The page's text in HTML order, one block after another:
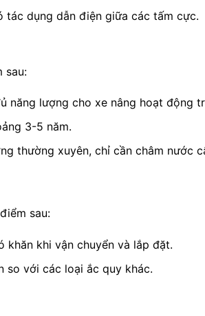
dụng dẫn điện giữa các tấm cực.
sau:
năng lượng cho xe nâng hoạt động
3-5 năm.
thường xuyên, chỉ cần châm nước
sau:
khi vận chuyển và lắp đặt.
so với các loại ắc quy khác.